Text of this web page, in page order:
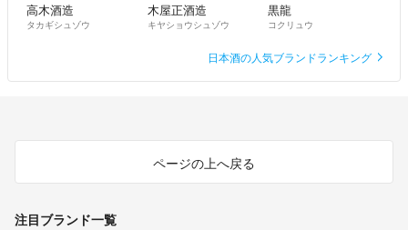
高木酒造
タカギシュゾウ
木屋正酒造
キヤショウシュゾウ
黒龍
コクリュウ
日本酒の人気ブランドランキング
ページの上へ戻る
注目ブランド一覧